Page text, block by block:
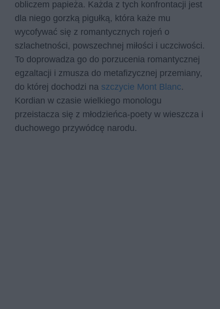
obliczem papieża. Każda z tych konfrontacji jest
dla niego gorzką pigułką, która każe mu
wycofywać się z romantycznych rojeń o
szlachetności, powszechnej miłości i uczciwości.
To doprowadza go do porzucenia romantycznej
egzaltacji i zmusza do metafizycznej przemiany,
do której dochodzi na szczycie Mont Blanc.
Kordian w czasie wielkiego monologu
przeistacza się z młodzieńca-poety w wieszcza i
duchowego przywódcę narodu.